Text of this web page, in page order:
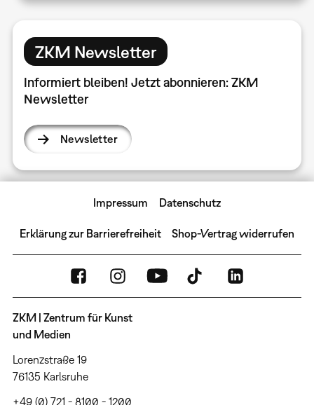
ZKM Newsletter
Informiert bleiben! Jetzt abonnieren: ZKM
Newsletter
Newsletter
Impressum Datenschutz
Erklärung zur Barrierefreiheit Shop-Vertrag widerrufen
ZKM | Zentrum für Kunst
und Medien
Lorenzstraße 19
76135 Karlsruhe
+49 (0) 721 - 8100 - 1200